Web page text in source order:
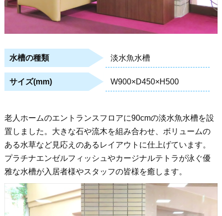
水槽の種類 淡水魚水槽
サイズ(mm) W900×D450×H500
老人ホームのエントランスフロアに90cmの淡水魚水槽を設
置しました。大きな石や流木を組み合わせ、ボリュームの
ある水草など見応えのあるレイアウトに仕上げています。
プラチナエンゼルフィッシュやカージナルテトラが泳ぐ優
雅な水槽が入居者様やスタッフの皆様を癒します。